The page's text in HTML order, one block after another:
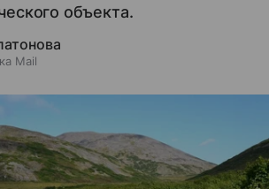
объекта.
Mail